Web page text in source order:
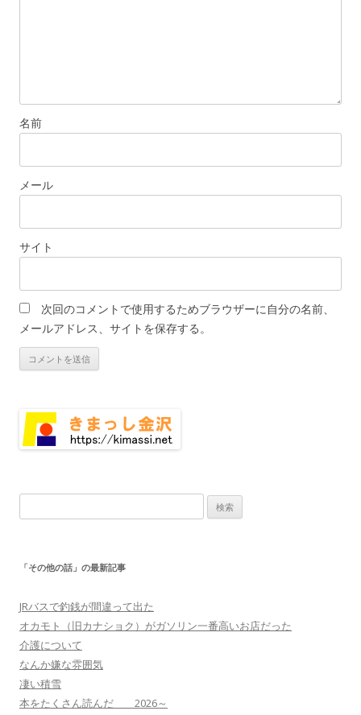
名前
メール
サイト
次回のコメントで使用するためブラウザーに自分の名前、
メールアドレス、サイトを保存する。
索:
「その他の話」の最新記事
JRバスで釣銭が間違って出た
オカモト（旧カナショク）がガソリン一番高いお店だった
介護について
なんか嫌な雰囲気
凄い積雪
本をたくさん読んだ 2026～